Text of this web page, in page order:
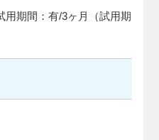
用期間：有/3ヶ月（試用期